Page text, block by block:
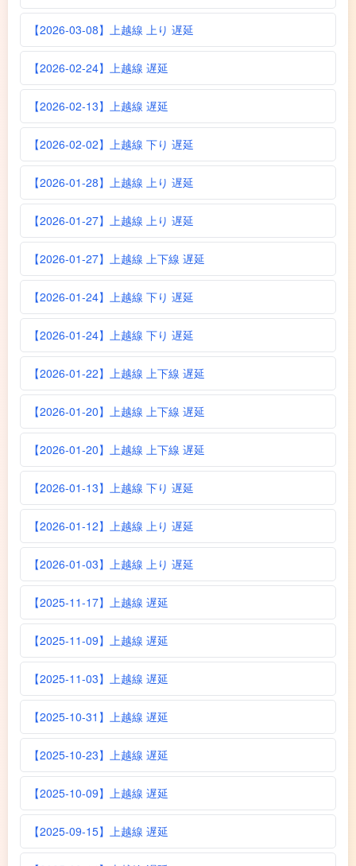
【2026-03-08】上越線 上り 遅延
【2026-02-24】上越線 遅延
【2026-02-13】上越線 遅延
【2026-02-02】上越線 下り 遅延
【2026-01-28】上越線 上り 遅延
【2026-01-27】上越線 上り 遅延
【2026-01-27】上越線 上下線 遅延
【2026-01-24】上越線 下り 遅延
【2026-01-24】上越線 下り 遅延
【2026-01-22】上越線 上下線 遅延
【2026-01-20】上越線 上下線 遅延
【2026-01-20】上越線 上下線 遅延
【2026-01-13】上越線 下り 遅延
【2026-01-12】上越線 上り 遅延
【2026-01-03】上越線 上り 遅延
【2025-11-17】上越線 遅延
【2025-11-09】上越線 遅延
【2025-11-03】上越線 遅延
【2025-10-31】上越線 遅延
【2025-10-23】上越線 遅延
【2025-10-09】上越線 遅延
【2025-09-15】上越線 遅延